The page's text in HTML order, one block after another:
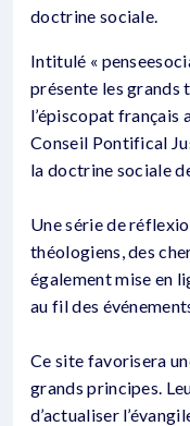
doctrine sociale.
Intitulé «
présente les grands
l’épiscopat français
Conseil Pontifical
la doctrine sociale
Une série de
théologiens, des
également mise en
au fil des
Ce site favorisera
grands principes.
d’actualiser